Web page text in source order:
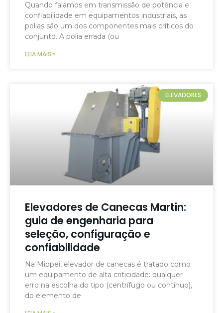
Quando falamos em transmissão de potência e
confiabilidade em equipamentos industriais, as
polias são um dos componentes mais críticos do
conjunto. A polia errada (ou
LEIA MAIS »
ELEVADORES
Elevadores de Canecas Martin:
guia de engenharia para
seleção, configuração e
confiabilidade
Na Mippei, elevador de canecas é tratado como
um equipamento de alta criticidade: qualquer
erro na escolha do tipo (centrífugo ou contínuo),
do elemento de